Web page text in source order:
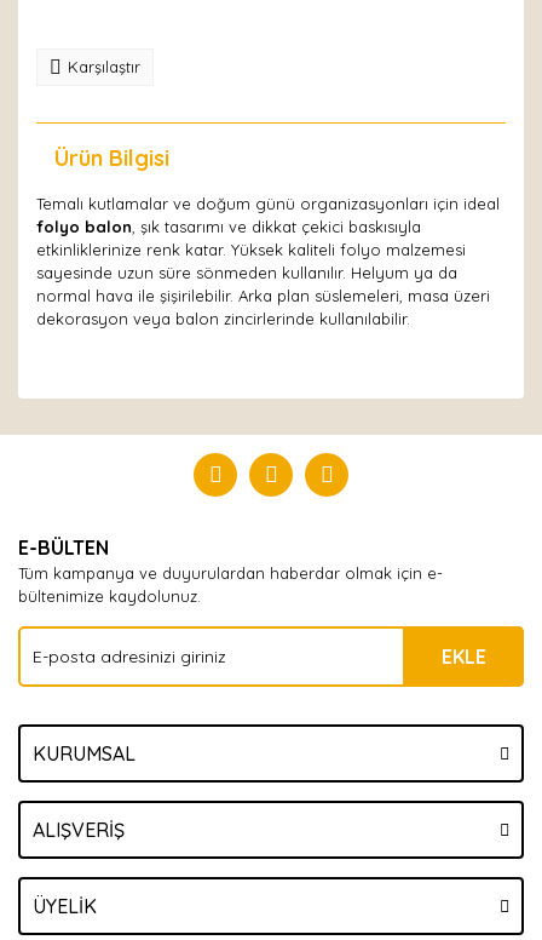
Karşılaştır
Ürün Bilgisi
Temalı kutlamalar ve doğum günü organizasyonları için ideal
folyo balon , şık tasarımı ve dikkat çekici baskısıyla
etkinliklerinize renk katar. Yüksek kaliteli folyo malzemesi
sayesinde uzun süre sönmeden kullanılır. Helyum ya da
normal hava ile şişirilebilir. Arka plan süslemeleri, masa üzeri
dekorasyon veya balon zincirlerinde kullanılabilir.
Yorum Yaz
E-BÜLTEN
Tüm kampanya ve duyurulardan haberdar olmak için e-
bültenimize kaydolunuz.
EKLE
KURUMSAL
ALIŞVERİŞ
ÜYELİK